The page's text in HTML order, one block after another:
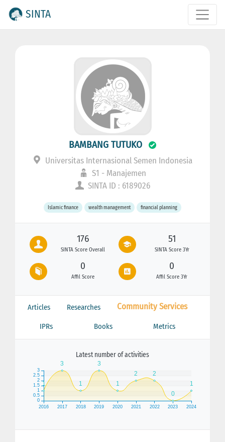
SINTA
BAMBANG TUTUKO
Universitas Internasional Semen Indonesia
S1 - Manajemen
SINTA ID : 6189026
Islamic finance wealth management financial planning
176
SINTA Score Overall
51
SINTA Score 3Yr
0
Affil Score
0
Affil Score 3Yr
Articles Researches Community Services
IPRs Books Metrics
Latest number of activities